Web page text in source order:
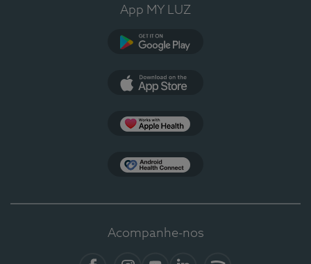
App MY LUZ
Acompanhe-nos